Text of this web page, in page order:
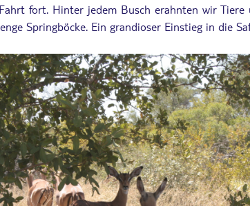
fort. Hinter jedem Busch erahnten wir Tiere
Springböcke. Ein grandioser Einstieg in die